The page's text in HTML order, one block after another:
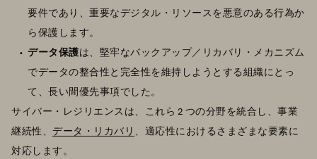
要件であり、重要なデジタル・リソースを悪意のある行為か
ら保護します。
データ保護は、堅牢なバックアップ／リカバリ・メカニズム
でデータの整合性と完全性を維持しようとする組織にとっ
て、長い間優先事項でした。
サイバー・レジリエンスは、これら 2 つの分野を統合し、事業
継続性、 データ・リカバリ 、適応性におけるさまざまな要素に
対応します。